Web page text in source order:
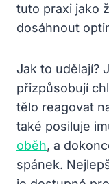
tuto praxi jako
dosáhnout
Jak to udělají?
přizpůsobují
tělo reagovat
také posiluje
oběh, a
spánek.